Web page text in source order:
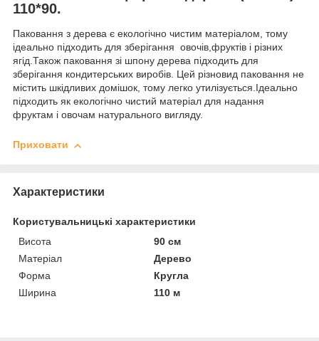
110*90.
Паковання з дерева є екологічно чистим матеріалом, тому
ідеально підходить для зберігання овочів,фруктів і різних
ягід.Також паковання зі шпону дерева підходить для
зберігання кондитерських виробів. Цей різновид паковання не
містить шкідливих домішок, тому легко утилізується.Ідеально
підходить як екологічно чистий матеріал для надання
фруктам і овочам натурального вигляду.
Приховати
Характеристики
Користувальницькі характеристики
Висота
90 см
Матеріал
Дерево
Форма
Кругла
Ширина
110 м